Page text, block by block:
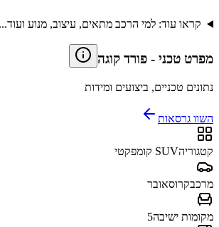
קראו עוד: למי הרכב מתאים, עיצוב, מנוע ועוד...
מפרט טכני - פורד קוגה
נתונים טכניים, ביצועים ומידות
השוו גרסאות
קטגוריהSUV קומפקטי
מרכבקרוסאובר
מקומות ישיבה5